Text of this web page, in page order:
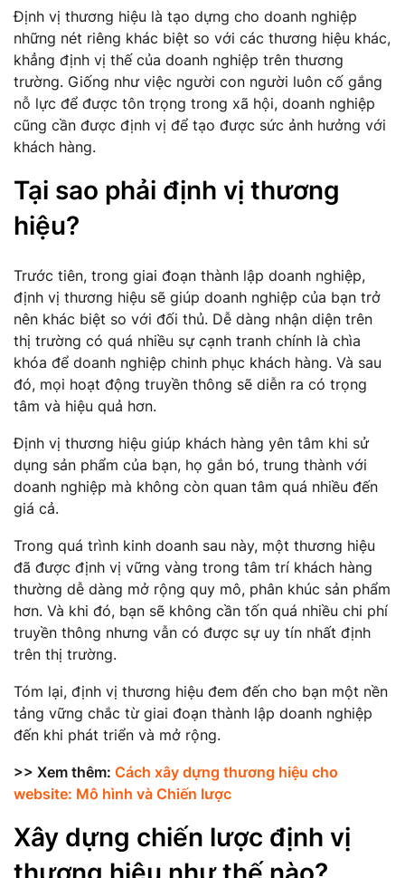
Định vị thương hiệu là tạo dựng cho doanh nghiệp
những nét riêng khác biệt so với các thương hiệu khác,
khẳng định vị thế của doanh nghiệp trên thương
trường. Giống như việc người con người luôn cố gắng
nỗ lực để được tôn trọng trong xã hội, doanh nghiệp
cũng cần được định vị để tạo được sức ảnh hưởng với
khách hàng.
Tại sao phải định vị thương
hiệu?
Trước tiên, trong giai đoạn thành lập doanh nghiệp,
định vị thương hiệu sẽ giúp doanh nghiệp của bạn trở
nên khác biệt so với đối thủ. Dễ dàng nhận diện trên
thị trường có quá nhiều sự cạnh tranh chính là chìa
khóa để doanh nghiệp chinh phục khách hàng. Và sau
đó, mọi hoạt động truyền thông sẽ diễn ra có trọng
tâm và hiệu quả hơn.
Định vị thương hiệu giúp khách hàng yên tâm khi sử
dụng sản phẩm của bạn, họ gắn bó, trung thành với
doanh nghiệp mà không còn quan tâm quá nhiều đến
giá cả.
Trong quá trình kinh doanh sau này, một thương hiệu
đã được định vị vững vàng trong tâm trí khách hàng
thường dễ dàng mở rộng quy mô, phân khúc sản phẩm
hơn. Và khi đó, bạn sẽ không cần tốn quá nhiều chi phí
truyền thông nhưng vẫn có được sự uy tín nhất định
trên thị trường.
Tóm lại, định vị thương hiệu đem đến cho bạn một nền
tảng vững chắc từ giai đoạn thành lập doanh nghiệp
đến khi phát triển và mở rộng.
>> Xem thêm: Cách xây dựng thương hiệu cho
website: Mô hình và Chiến lược
Xây dựng chiến lược định vị